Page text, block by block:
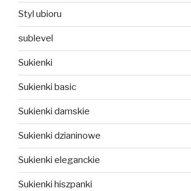
Styl ubioru
sublevel
Sukienki
Sukienki basic
Sukienki damskie
Sukienki dzianinowe
Sukienki eleganckie
Sukienki hiszpanki